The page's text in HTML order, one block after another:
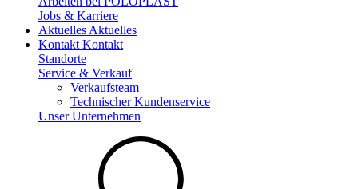
Jobs & Karriere
Aktuelles Aktuelles
Kontakt Kontakt
Standorte
Service & Verkauf
Verkaufsteam
Technischer Kundenservice
Unser Unternehmen